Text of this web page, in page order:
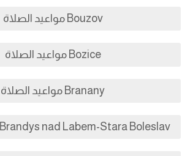
Bouzov مواعيد الصلاة
Bozice مواعيد الصلاة
Branany مواعيد الصلاة
Brandys nad Labem-Stara Boleslav مواعيد الصلاة